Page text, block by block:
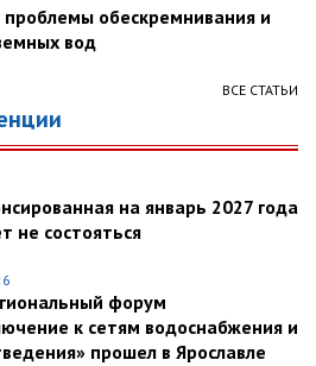
обескремнивания и
вод
ВСЕ СТАТЬИ
на январь 2027 года
не состояться
форум
к сетям водоснабжения и
прошел в Ярославле